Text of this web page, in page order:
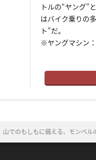
トルの“ヤング”
はバイク乗りの
ト”だ。
※ヤングマシン：
山でのもしもに備える、モンベル